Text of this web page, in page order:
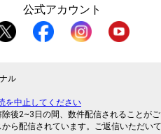
公式アカウント
ル
を中止してください
後2~3日の間、数件配信されることが
ら配信されています。ご返信いただい